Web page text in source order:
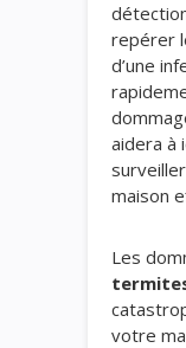
repérer
d’une
aidera à
maison
Les
votre